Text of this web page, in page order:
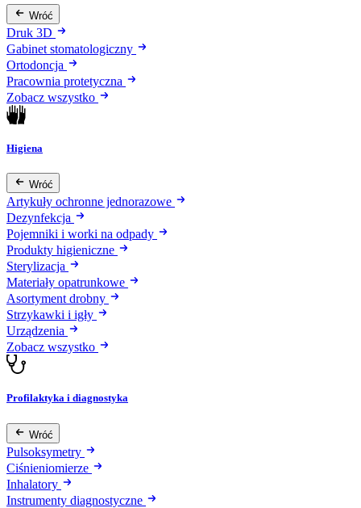
Wróć
Druk 3D
Gabinet stomatologiczny
Ortodoncja
Pracownia protetyczna
Zobacz wszystko
Higiena
Wróć
Artykuły ochronne jednorazowe
Dezynfekcja
Pojemniki i worki na odpady
Produkty higieniczne
Sterylizacja
Materiały opatrunkowe
Asortyment drobny
Strzykawki i igły
Urządzenia
Zobacz wszystko
Profilaktyka i diagnostyka
Wróć
Pulsoksymetry
Ciśnieniomierze
Inhalatory
Instrumenty diagnostyczne